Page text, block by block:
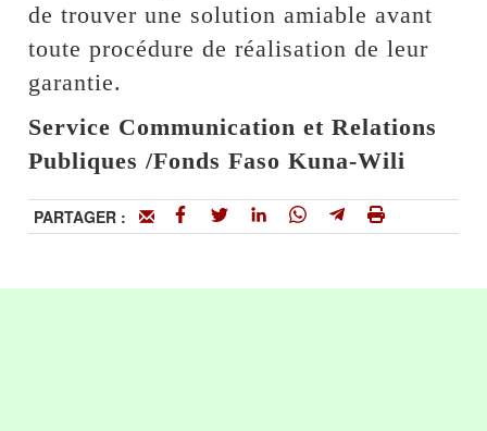
de trouver une solution amiable avant
toute procédure de réalisation de leur
garantie.
Service Communication et Relations
Publiques /Fonds Faso Kuna-Wili
PARTAGER :